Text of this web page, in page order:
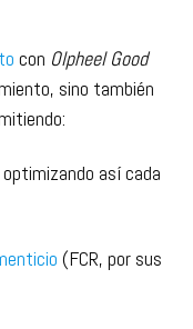
con Olpheel Good
sino también
optimizando así cada
(FCR, por sus